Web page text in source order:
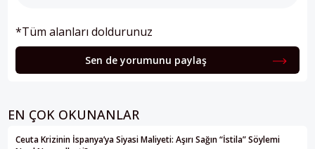
*Tüm alanları doldurunuz
Sen de yorumunu paylaş
EN ÇOK OKUNANLAR
Ceuta Krizinin İspanya’ya Siyasi Maliyeti: Aşırı Sağın “İstila” Söylemi